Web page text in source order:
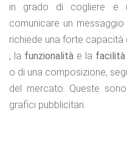
in grado di cogliere e
comunicare un
richiede una forte capacità
, la funzionalità e la facilità
o di una composizione,
del mercato. Queste
grafici pubblicitari.